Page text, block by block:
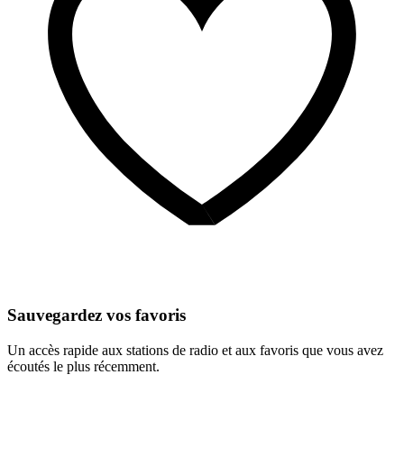
Sauvegardez vos favoris
Un accès rapide aux stations de radio et aux favoris que vous avez
écoutés le plus récemment.